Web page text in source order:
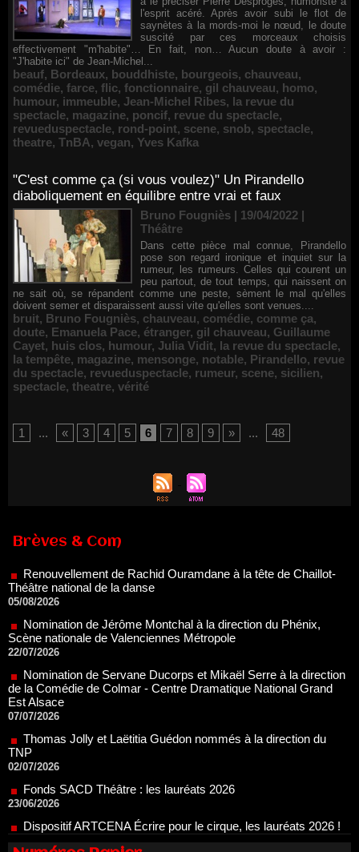
l'esprit acéré. Après avoir subi le flot de
saynètes à la mords-moi le nœud, le doute
suscité par ces morceaux choisis
effectivement "m'habite"… En fait, non… Aucun doute à avoir :
"J'habite ici" de Jean-Michel...
beauf, Bordeaux, bouddhiste, bourgeois, chauveau,
comédie, farce, flic, fonctionnaire, gil chauveau, homo,
humour, immeuble, Jean-Michel Ribes, la revue du
spectacle, magazine, poncif, revue du spectacle,
revueduspectacle, rond-point, scene, snob, spectacle,
theatre, TnBA, vegan, Yves Kafka
"C'est comme ça (si vous voulez)" Un Pirandello
diaboliquement en équilibre entre vrai et faux
Bruno Fougniès | 19/04/2022 |
Théâtre
Dans cette pièce mal connue, Pirandello
pose son regard ironique et inquiet sur la
rumeur, les rumeurs. Celles qui courent un
peu partout, de tout temps, qui naissent on
ne sait où, se répandent comme une peste, sèment le mal qu'elles
doivent semer et disparaissent aussi vite qu'elles sont venues....
bruit, Bruno Fougniès, chauveau, comédie, comme ça,
doute, Emanuela Pace, étranger, gil chauveau, Guillaume
Cayet, huis clos, humour, Julia Vidit, la revue du spectacle,
la tempête, magazine, mensonge, notable, Pirandello, revue
du spectacle, revueduspectacle, rumeur, scene, sicilien,
spectacle, theatre, vérité
1 ... « 3 4 5 6 7 8 9 » ... 48
Brèves & Com
Renouvellement de Rachid Ouramdane à la tête de Chaillot-
Théâtre national de la danse
Nomination de Jérôme Montchal à la direction du Phénix,
Scène nationale de Valenciennes Métropole
Nomination de Servane Ducorps et Mikaël Serre à la direction
de la Comédie de Colmar - Centre Dramatique National Grand
07/07/2026
Thomas Jolly et Laëtitia Guédon nommés à la direction du
TNP
Fonds SACD Théâtre : les lauréats 2026
23/06/2026
Dispositif ARTCENA Écrire pour le cirque, les lauréats 2026 !
20/06/2026
Le palmarès des prix SACD 2026
18/06/2026